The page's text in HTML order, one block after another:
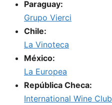
Paraguay:
Grupo Vierci
Chile:
La Vinoteca
México:
La Europea
República Checa:
International Wine Club